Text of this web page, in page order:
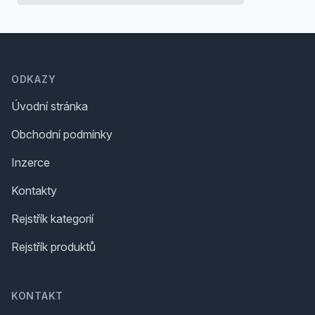
ODKAZY
Úvodní stránka
Obchodní podmínky
Inzerce
Kontakty
Rejstřík kategorií
Rejstřík produktů
KONTAKT